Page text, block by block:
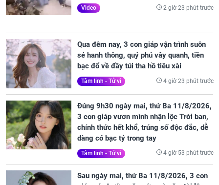
Video 2 giờ 23 phút trước
Qua đêm nay, 3 con giáp vận trình suôn
sẻ hanh thông, quý phú vây quanh, tiền
bạc đổ về đầy túi tha hồ tiêu xài
Tâm linh - Tử vi 4 giờ 23 phút trước
Đúng 9h30 ngày mai, thứ Ba 11/8/2026,
3 con giáp vươn mình nhận lộc Trời ban,
chính thức hết khổ, trúng số độc đắc, dễ
dàng có bạc tỷ trong tay
Tâm linh - Tử vi 4 giờ 53 phút trước
Sau ngày mai, thứ Ba 11/8/2026, 3 con